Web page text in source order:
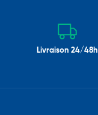
Livraison 24/48h